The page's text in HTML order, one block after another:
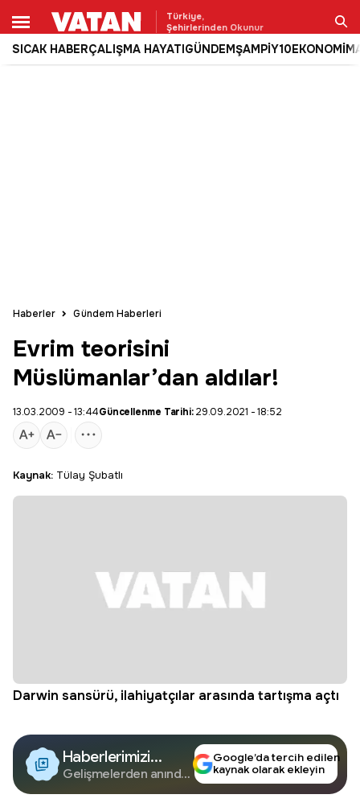
Türkiye,
Şehirlerinden Okunur
SICAK HABERÇALIŞMA HAYATIGÜNDEMŞAMPİY10EKONOMİ
Ara
Haberler Gündem Haberleri
Evrim teorisini
Müslümanlar’dan aldılar!
13.03.2009 - 13:44Güncellenme Tarihi:29.09.2021 - 18:52
Kaynak: Tülay Şubatlı
Darwin sansürü, ilahiyatçılar arasında tartışma açtı
Haberlerimizi
Google'da Takip
Edin
Gelişmelerden anında
Google’da tercih edilen
kaynak olarak ekleyin